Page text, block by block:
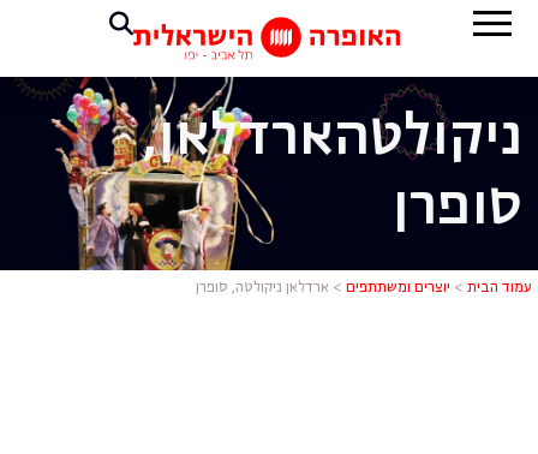
ארדלאן
ניקולטהארדלאן,
סופרן
עמוד הבית > יוצרים ומשתתפים > ארדלאן ניקולטה, סופרן